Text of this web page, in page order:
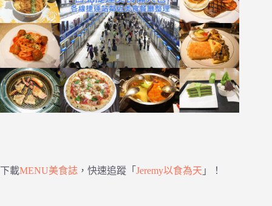
下載MENU美食誌 ，快速追蹤「 Jeremy以食為天 」！